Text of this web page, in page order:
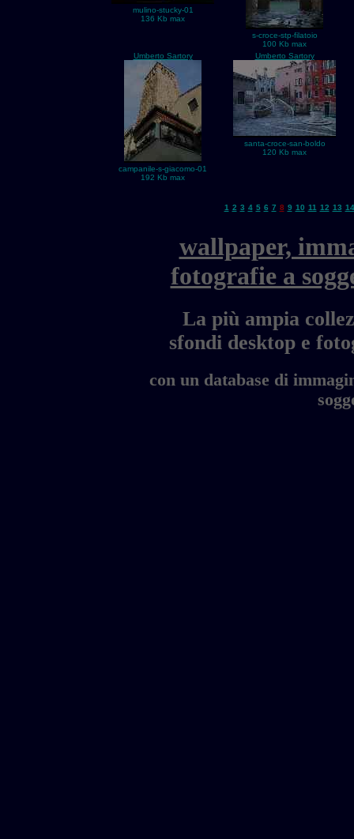
mulino-stucky-01
136 Kb max
s-croce-stp-filatoio
100 Kb max
Umberto Sartory
campanile-s-giacomo-01
192 Kb max
Umberto Sartory
santa-croce-san-boldo
120 Kb max
1 2 3 4 5 6 7 8 9 10 11 12 13 14
wallpaper,
fotografie a
La più ampia
sfondi desktop e
con un database di